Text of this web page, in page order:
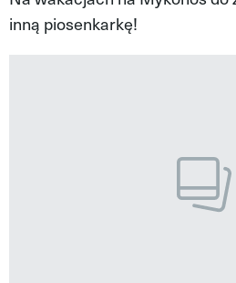
VIVA!LIFESTYLE
VIVA!MAN
inną piosenkarkę!